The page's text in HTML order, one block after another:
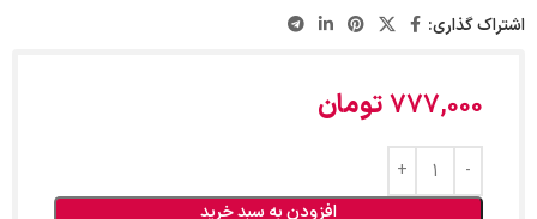
اشتراک گذاری:
777,000تومان
افزودن به سبد خرید